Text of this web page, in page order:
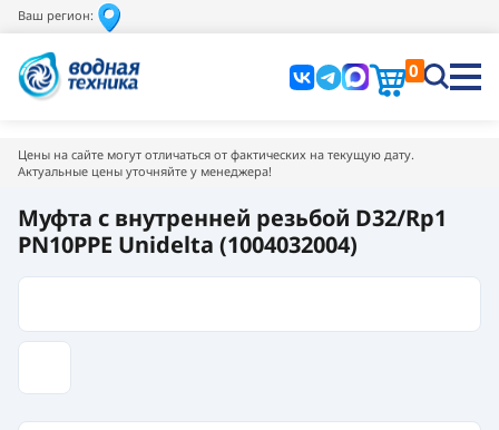
Ваш регион:
0
Цены на сайте могут отличаться от фактических на текущую дату.
Актуальные цены уточняйте у менеджера!
Муфта с внутренней резьбой D32/Rp1
PN10PPE Unidelta (1004032004)